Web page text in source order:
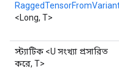
<Long, T>
স্ট্যাটিক <U সংখ্যা প্রসারিত
করে, T>